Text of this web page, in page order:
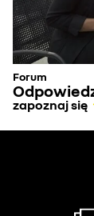
Forum
zapoznaj się